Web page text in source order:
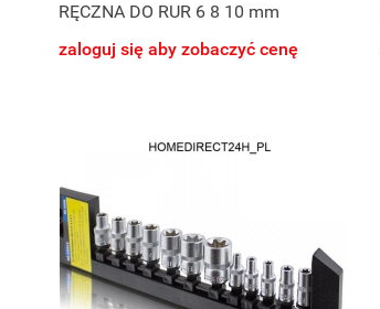
RĘCZNA DO RUR 6 8 10 mm
zaloguj się aby zobaczyć cenę